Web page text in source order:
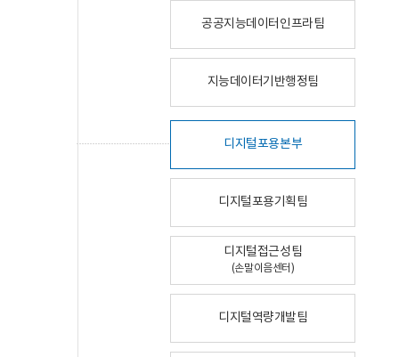
공공지능데이터인프라팀
지능데이터기반행정팀
디지털포용본부
디지털포용기획팀
디지털접근성팀
(손말이음센터)
디지털역량개발팀